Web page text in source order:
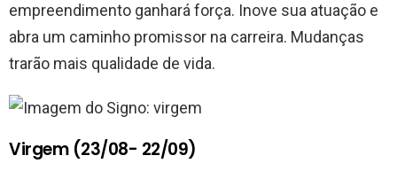
empreendimento ganhará força. Inove sua atuação e
abra um caminho promissor na carreira. Mudanças
trarão mais qualidade de vida.
Virgem (23/08- 22/09)